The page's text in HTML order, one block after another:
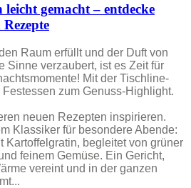
leicht gemacht – entdecke
Raum erfüllt und der Duft von
Sinne verzaubert, ist es Zeit für
Mit der Tischline-
zum Genuss-Highlight.
neuen Rezepten inspirieren.
Klassiker für besondere Abende:
Kartoffelgratin, begleitet von grüner
feinem Gemüse. Ein Gericht,
vereint und in der ganzen